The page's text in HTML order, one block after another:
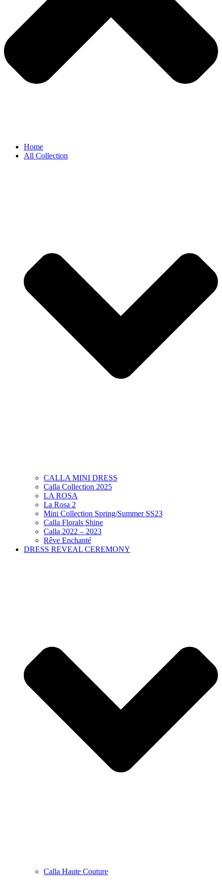
Home
All Collection
CALLA MINI DRESS
Calla Collection 2025
LA ROSA
La Rosa 2
Mini Collection Spring/Summer SS23
Calla Florals Shine
Calla 2022 – 2023
Rêve Enchanté
DRESS REVEAL CEREMONY
Calla Haute Couture